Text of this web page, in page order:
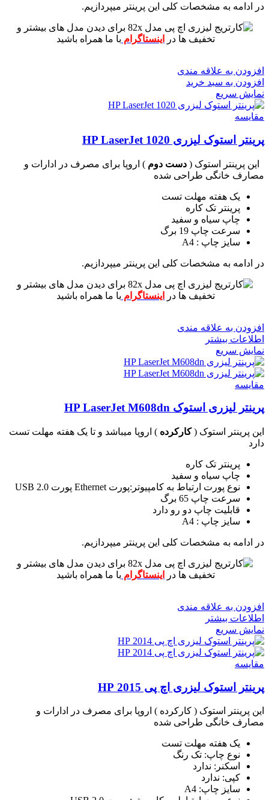
در ادامه به مشخصات کلی این پرینتر میپردازیم.
برای دیدن مدل های بیشتر و
تخفیف ها در
اینستاگرام با ما همراه باشید
افزودن به علاقه مندی
افزودن به سبد خرید
نمایش سریع
مقايسه
پرینتر استوک لیزری HP LaserJet 1020
این پرینتر استوک ( دست دوم ) اروپا برای مصرف در ادارات و
مصارف خانگی طراحی شده
یک هفته مهلت تست
پرینتر تک کاره
چاپ سیاه و سفید
سرعت چاپ 19 برگ
سایز چاپ : A4
در ادامه به مشخصات کلی این پرینتر میپردازیم.
برای دیدن مدل های بیشتر و
تخفیف ها در
اینستاگرام با ما همراه باشید
افزودن به علاقه مندی
اطلاعات بیشتر
نمایش سریع
مقايسه
پرینتر لیزری استوک HP LaserJet M608dn
این پرینتر استوک (کارکرده ) اروپا میباشد و تا یک هفته مهلت تست
دارد
پرینتر تک کاره
چاپ سیاه و سفید
نوع پورت ارتباط به کامپیوتر:پورت Ethernet پورت USB 2.0
سرعت چاپ 65 برگ
قابلیت چاپ دو رو دارد
سایز چاپ : A4
در ادامه به مشخصات کلی این پرینتر میپردازیم.
برای دیدن مدل های بیشتر و
تخفیف ها در
اینستاگرام با ما همراه باشید
افزودن به علاقه مندی
اطلاعات بیشتر
نمایش سریع
مقايسه
پرینتر استوک لیزری اچ پی 2015 HP
این پرینتر استوک ( کارکرده ) اروپا برای مصرف در ادارات و
مصارف خانگی طراحی شده
یک هفته مهلت تست
نوع چاپ: تک رنگ
اسکنر: ندارد
کپی: ندارد
سایز چاپ: A4